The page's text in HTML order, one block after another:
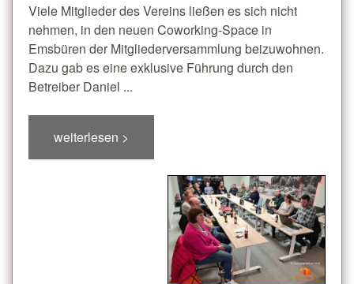
Viele Mitglieder des Vereins ließen es sich nicht
nehmen, in den neuen Coworking-Space in
Emsbüren der Mitgliederversammlung beizuwohnen.
Dazu gab es eine exklusive Führung durch den
Betreiber Daniel ...
weiterlesen >